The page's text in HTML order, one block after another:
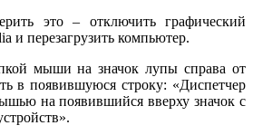
это – отключить графический
и перезагрузить компьютер.
мыши на значок лупы справа от
в появившуюся строку: «Диспетчер
на появившийся вверху значок с